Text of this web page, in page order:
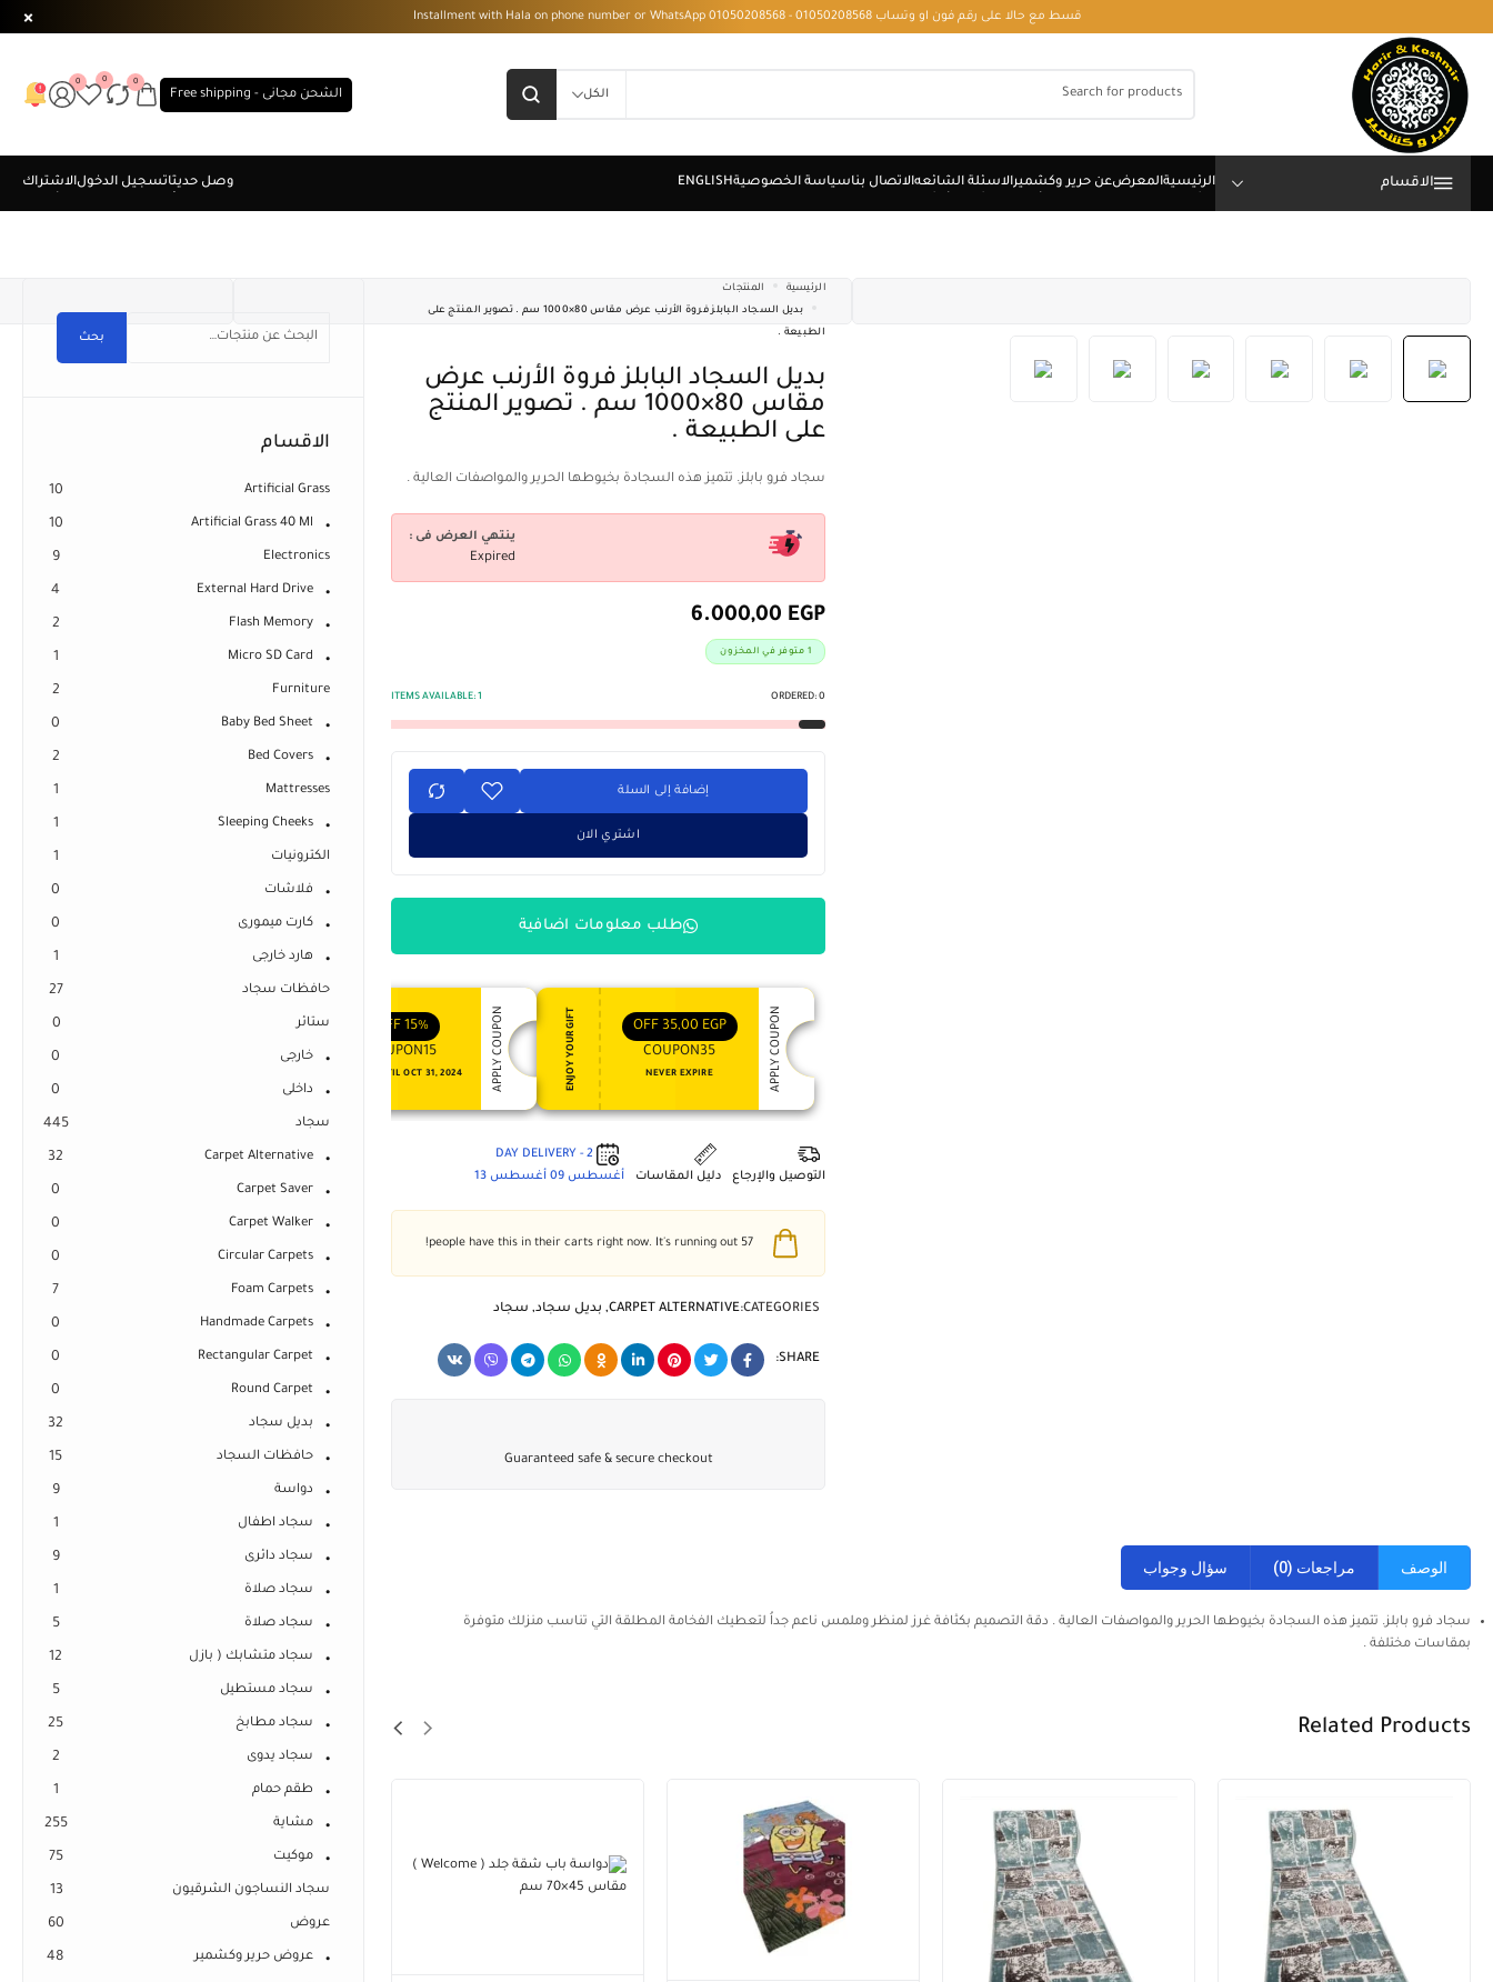
قسط مع حالا على رقم فون او وتساب 01050208568 - Installment with Hala on phone number or WhatsApp 01050208568
الكل الشحن مجانى - Free shipping
0
0
0
الاقسام
الرئيسية
المنتجات
بديل السجاد البابلز فروة الأرنب عرض مقاس 80×1000 سم . تصوير المنتج على
الطبيعة .
بديل السجاد البابلز فروة الأرنب عرض
مقاس 80×1000 سم . تصوير المنتج
على الطبيعة .
سجاد فرو بابلز. تتميز هذه السجادة بخيوطها الحرير والمواصفات العالية .
ينتهي العرض فى :
Expired
6.000,00 EGP
1 متوفر في المخزون
ORDERED: 0
ITEMS AVAILABLE: 1
إضافة إلى السلة
اشتري الان
طلب معلومات اضافية
ENJOY YOUR GIFT 35,00 EGP
OFF
COUPON35
NEVER EXPIRE APPLY COUPON
ENJOY YOUR GIFT 15%
OFF
COUPON15
VALID UNTIL OCT 31, 2024 APPLY COUPON
التوصيل والإرجاع دليل المقاسات
2 - DAY DELIVERY
أغسطس 09
أغسطس 13
57
CATEGORIES:
CARPET ALTERNATIVE
, بديل سجاد, سجاد
SHARE:
Guaranteed safe & secure checkout
الوصف مراجعات (0) سؤال وجواب
سجاد فرو بابلز. تتميز هذه السجادة بخيوطها الحرير والمواصفات العالية . دقة التصميم بكثافة غرز لمنظر وملمس ناعم جداُ لتعطيك الفخامة المطلقة التي تناسب منزلك متوفرة
بمقاسات مختلفة .
Related Products
بحث
الاقسام
Artificial Grass
10
Artificial Grass 40 Ml
10
Electronics
9
External Hard Drive
4
Flash Memory
2
Micro SD Card
1
Furniture
2
Baby Bed Sheet
0
Bed Covers
2
Mattresses
1
Sleeping Cheeks
1
الكترونيات 1
فلاشات 0
كارت ميمورى 0
هارد خارجى 1
حافظات سجاد 27
ستائر 0
خارجى 0
داخلى 0
سجاد 445
Carpet Alternative
32
Carpet Saver
0
Carpet Walker
0
Circular Carpets
0
Foam Carpets
7
Handmade Carpets
0
Rectangular Carpet
0
Round Carpet
0
بديل سجاد 32
حافظات السجاد 15
دواسة 9
سجاد اطفال 1
سجاد دائرى 9
سجاد صلاة 1
سجاد صلاة 5
سجاد متشابك ( بازل 12
سجاد مستطيل 5
سجاد مطابخ 25
سجاد يدوى 2
طقم حمام 1
مشاية 255
موكيت 75
سجاد النساجون الشرقيون 13
عروض 60
عروض حرير وكشمير 48